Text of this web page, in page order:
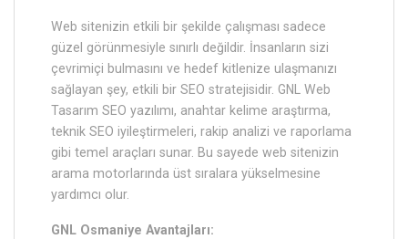
Web sitenizin etkili bir şekilde çalışması sadece
güzel görünmesiyle sınırlı değildir. İnsanların sizi
çevrimiçi bulmasını ve hedef kitlenize ulaşmanızı
sağlayan şey, etkili bir SEO stratejisidir. GNL Web
Tasarım SEO yazılımı, anahtar kelime araştırma,
teknik SEO iyileştirmeleri, rakip analizi ve raporlama
gibi temel araçları sunar. Bu sayede web sitenizin
arama motorlarında üst sıralara yükselmesine
yardımcı olur.
GNL Osmaniye Avantajları: